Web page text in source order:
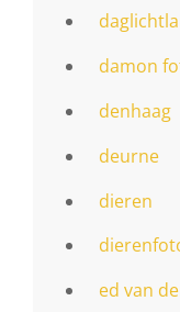
damon
denhaag
deurne
dieren
ed van